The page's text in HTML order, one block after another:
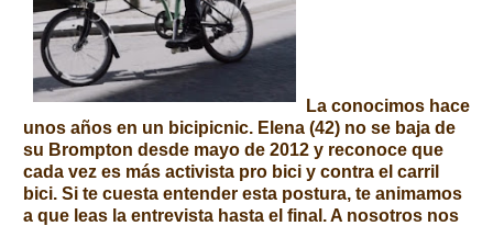
La conocimos hace
unos años en un bicipicnic. Elena (42) no se baja de
su Brompton desde mayo de 2012 y reconoce que
cada vez es más activista pro bici y contra el carril
bici. Si te cuesta entender esta postura, te animamos
a que leas la entrevista hasta el final. A nosotros nos